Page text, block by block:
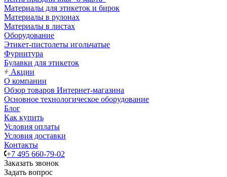
Материалы для этикеток и бирок
Материалы в рулонах
Материалы в листах
Оборудование
Этикет-пистолеты игольчатые
Фурнитура
Булавки для этикеток
Акции
О компании
Обзор товаров Интернет-магазина
Основное технологическое оборудование
Блог
Как купить
Условия оплаты
Условия доставки
Контакты
+7 495 660-79-02
Заказать звонок
Задать вопрос